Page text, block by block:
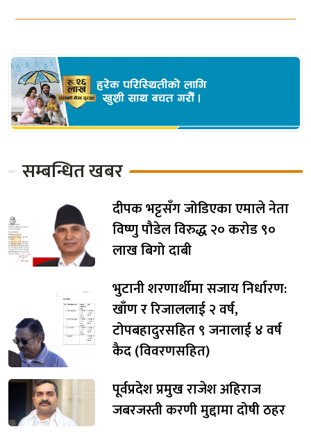
सम्बन्धित खबर
दीपक भट्टसँग जोडिएका एमाले नेता
विष्णु पौडेल विरुद्ध २० करोड ९०
लाख बिगो दाबी
भुटानी शरणार्थीमा सजाय निर्धारण:
खाँण र रिजाललाई २ वर्ष,
टोपबहादुरसहित ९ जनालाई ४ वर्ष
कैद (विवरणसहित)
पूर्वप्रदेश प्रमुख राजेश अहिराज
जबरजस्ती करणी मुद्दामा दोषी ठहर